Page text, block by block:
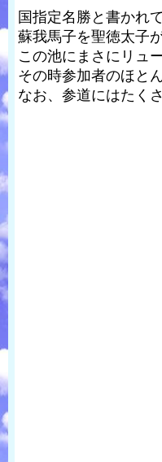
国指定名勝と書かれ
蘇我馬子を聖徳太子
この池にまさにリュ
その時参加者のほと
なお、参道にはたく